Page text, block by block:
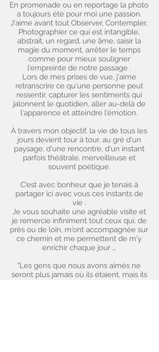
En promenade ou en reportage la photo
a toujours été pour moi une passion.
J'aime avant tout Observer, Contempler,
Photographier ce qui est intangible,
abstrait, un regard, une âme, saisir la
magie du moment, arrêter le temps
comme pour mieux souligner
l'empreinte de notre passage .
Lors de mes prises de vue, j'aime
retranscrire ce qu'une personne peut
ressentir, capturer les sentiments qui
jalonnent le quotidien, aller au-delà de
l'apparence et atteindre l'émotion.
À travers mon objectif, la vie de tous les
jours devient tour à tour, au gré d'un
paysage, d'une rencontre, d'un instant
parfois théâtrale, merveilleuse et
souvent poétique.
C'est avec bonheur que je tenais à
partager ici avec vous ces instants de
vie .
Je vous souhaite une agréable visite et
je remercie infiniment tout ceux qui, de
près ou de loin, m'ont accompagnée sur
ce chemin et me permettent de m'y
enrichir chaque jour …
"Les gens que nous avons aimés ne
seront plus jamais où ils étaient, mais ils